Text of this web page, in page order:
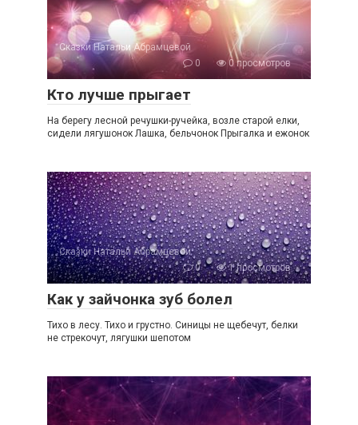
Сказки Натальи Абрамцевой
0
0 просмотров
Кто лучше прыгает
На берегу лесной речушки-ручейка, возле старой елки,
сидели лягушонок Лашка, бельчонок Прыгалка и ежонок
Сказки Натальи Абрамцевой
0
1 просмотров
Как у зайчонка зуб болел
Тихо в лесу. Тихо и грустно. Синицы не щебечут, белки
не стрекочут, лягушки шепотом